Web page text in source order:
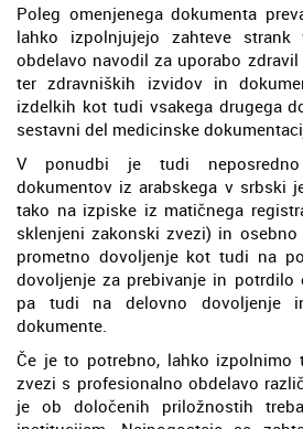
Poleg omenjenega dokumenta
lahko izpolnjujejo zahteve
obdelavo navodil za uporabo
ter zdravniških izvidov in
izdelkih kot tudi vsakega drugega
sestavni del medicinske
V ponudbi je tudi neposredno
dokumentov iz arabskega v srbski
tako na izpiske iz matičnega
sklenjeni zakonski zvezi) in
prometno dovoljenje kot tudi na
dovoljenje za prebivanje in potrdilo
pa tudi na delovno dovoljenje
dokumente.
Če je to potrebno, lahko izpolnimo
zvezi s profesionalno obdelavo
je ob določenih priložnostih